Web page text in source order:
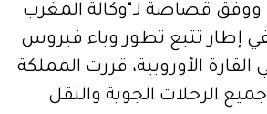
ووفق قصاصة لـ"وكالة المغرب
ففي إطار تتبع تطور وباء فيروس
الأوروبية، قررت المملكة
الرحلات الجوية والنقل